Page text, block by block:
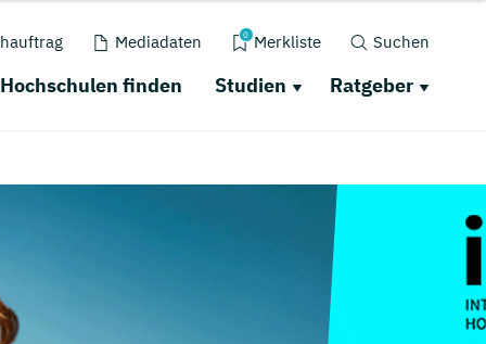
Mediadaten 0 Merkliste Suchen
Hochschulen finden Studien Ratgeber